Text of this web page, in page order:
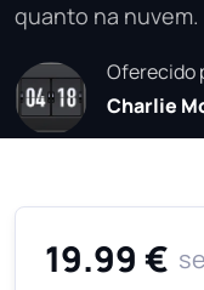
quanto na nuvem.
Oferecido
Charlie
19.99 €